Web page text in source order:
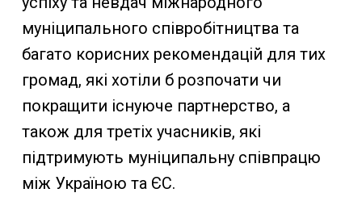
муніципального співробітництва та
багато корисних рекомендацій для тих
громад, які хотіли б розпочати чи
покращити існуюче партнерство, а
також для третіх учасників, які
підтримують муніципальну співпрацю
між Україною та ЄС.